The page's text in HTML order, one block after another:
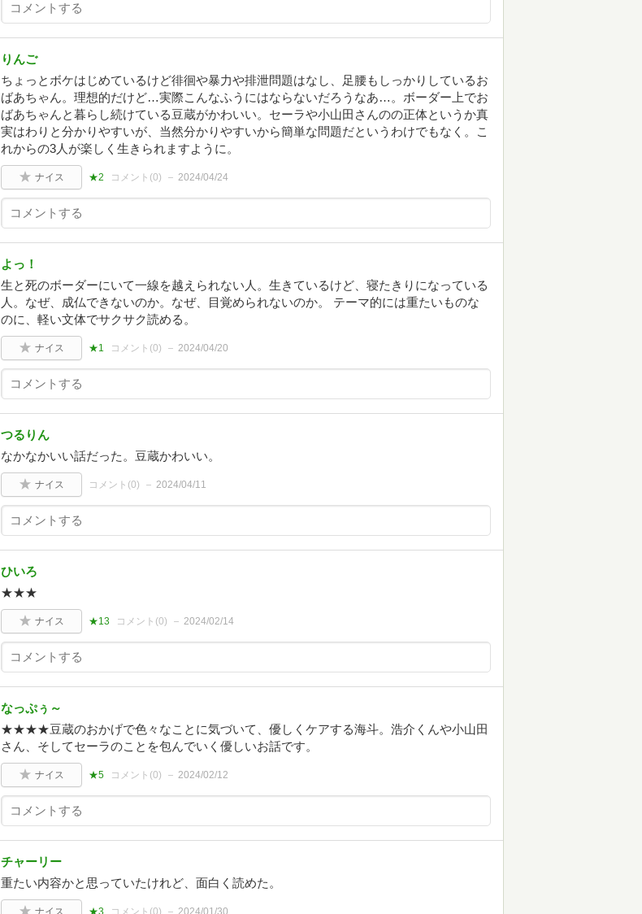
りんご
ちょっとボケはじめているけど徘徊や暴力や排泄問題はなし、足腰もしっかりしているお
ばあちゃん。理想的だけど…実際こんなふうにはならないだろうなあ…。ボーダー上でお
ばあちゃんと暮らし続けている豆蔵がかわいい。セーラや小山田さんのの正体というか真
実はわりと分かりやすいが、当然分かりやすいから簡単な問題だというわけでもなく。こ
れからの3人が楽しく生きられますように。
ナイス ★2 コメント(0) 2024/04/24
よっ！
生と死のボーダーにいて一線を越えられない人。生きているけど、寝たきりになっている
人。なぜ、成仏できないのか。なぜ、目覚められないのか。 テーマ的には重たいものな
のに、軽い文体でサクサク読める。
ナイス ★1 コメント(0) 2024/04/20
つるりん
なかなかいい話だった。豆蔵かわいい。
ナイス コメント(0) 2024/04/11
ひいろ
★★★
ナイス ★13 コメント(0) 2024/02/14
なっぷぅ～
★★★★豆蔵のおかげで色々なことに気づいて、優しくケアする海斗。浩介くんや小山田
さん、そしてセーラのことを包んでいく優しいお話です。
ナイス ★5 コメント(0) 2024/02/12
チャーリー
重たい内容かと思っていたけれど、面白く読めた。
ナイス ★3 コメント(0) 2024/01/30